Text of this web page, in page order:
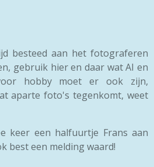
besteed aan het fotograferen
gebruik hier en daar wat AI en
hobby moet er ook zijn,
aparte foto's tegenkomt, weet
keer een halfuurtje Frans aan
best een melding waard!